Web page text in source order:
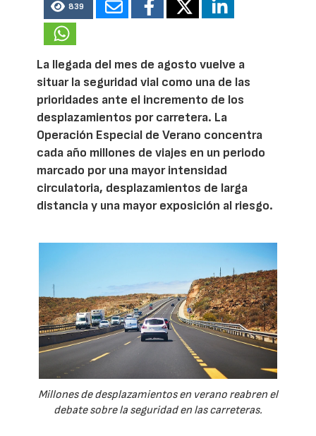
839
La llegada del mes de agosto vuelve a
situar la seguridad vial como una de las
prioridades ante el incremento de los
desplazamientos por carretera. La
Operación Especial de Verano concentra
cada año millones de viajes en un periodo
marcado por una mayor intensidad
circulatoria, desplazamientos de larga
distancia y una mayor exposición al riesgo.
Millones de desplazamientos en verano reabren el
debate sobre la seguridad en las carreteras.